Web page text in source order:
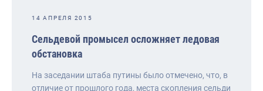
14 АПРЕЛЯ 2015
Сельдевой промысел осложняет ледовая
обстановка
На заседании штаба путины было отмечено, что, в
отличие от прошлого года, места скопления сельди